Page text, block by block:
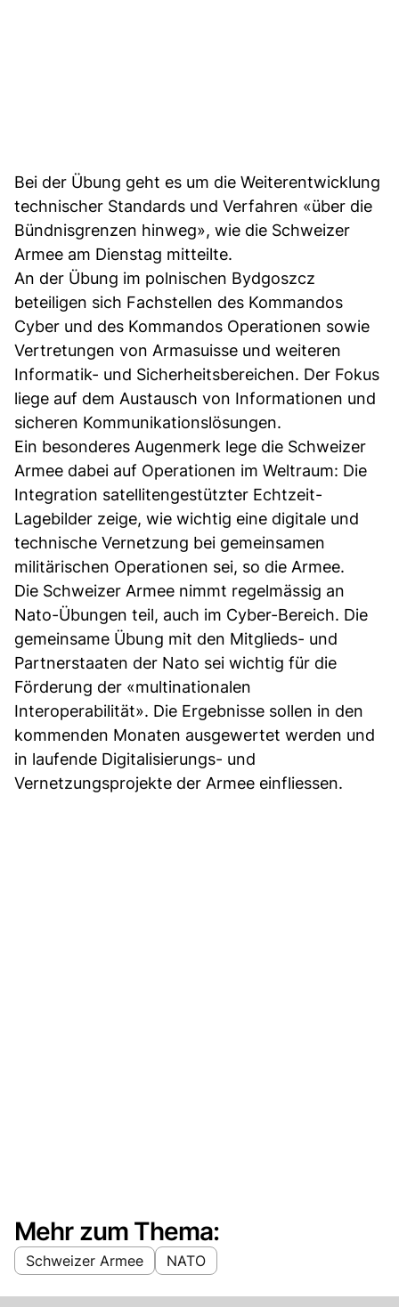
Bei der Übung geht es um die Weiterentwicklung
technischer Standards und Verfahren «über die
Bündnisgrenzen hinweg», wie die Schweizer
Armee am Dienstag mitteilte.
An der Übung im polnischen Bydgoszcz
beteiligen sich Fachstellen des Kommandos
Cyber und des Kommandos Operationen sowie
Vertretungen von Armasuisse und weiteren
Informatik- und Sicherheitsbereichen. Der Fokus
liege auf dem Austausch von Informationen und
sicheren Kommunikationslösungen.
Ein besonderes Augenmerk lege die Schweizer
Armee dabei auf Operationen im Weltraum: Die
Integration satellitengestützter Echtzeit-
Lagebilder zeige, wie wichtig eine digitale und
technische Vernetzung bei gemeinsamen
militärischen Operationen sei, so die Armee.
Die Schweizer Armee nimmt regelmässig an
Nato-Übungen teil, auch im Cyber-Bereich. Die
gemeinsame Übung mit den Mitglieds- und
Partnerstaaten der Nato sei wichtig für die
Förderung der «multinationalen
Interoperabilität». Die Ergebnisse sollen in den
kommenden Monaten ausgewertet werden und
in laufende Digitalisierungs- und
Vernetzungsprojekte der Armee einfliessen.
Mehr zum Thema:
Schweizer Armee NATO